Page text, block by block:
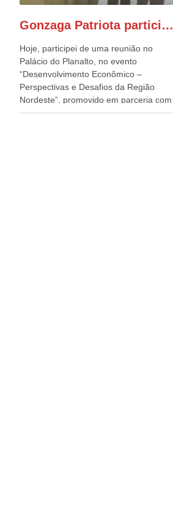
Gonzaga Patriota participa de evento em prol do desenvolvimento do Nordeste
Hoje, participei de uma reunião no
Palácio do Planalto, no evento
“Desenvolvimento Econômico –
Perspectivas e Desafios da Região
Nordeste”, promovido em parceria com
o Consórcio Nordeste. Na pauta do